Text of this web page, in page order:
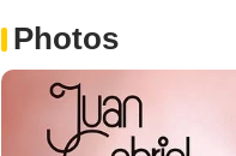
Photos